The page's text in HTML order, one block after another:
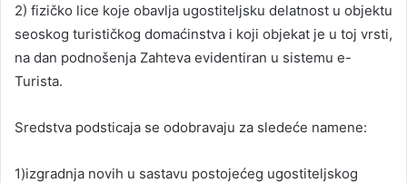
2) fizičko lice koje obavlja ugostiteljsku delatnost u objektu
seoskog turističkog domaćinstva i koji objekat je u toj vrsti,
na dan podnošenja Zahteva evidentiran u sistemu e-
Turista.
Sredstva podsticaja se odobravaju za sledeće namene:
1)izgradnja novih u sastavu postojećeg ugostiteljskog